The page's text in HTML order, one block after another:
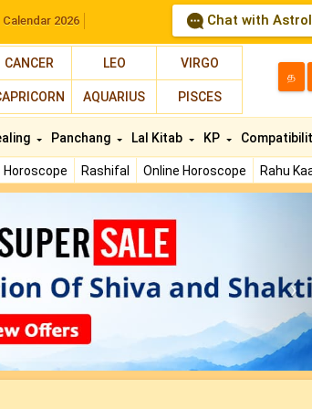
Calendar 2026 Chat with
CANCER LEO VIRGO
AQUARIUS PISCES
த
Horoscope Rashifal Online Horoscope Rahu
Panchang Lal Kitab KP